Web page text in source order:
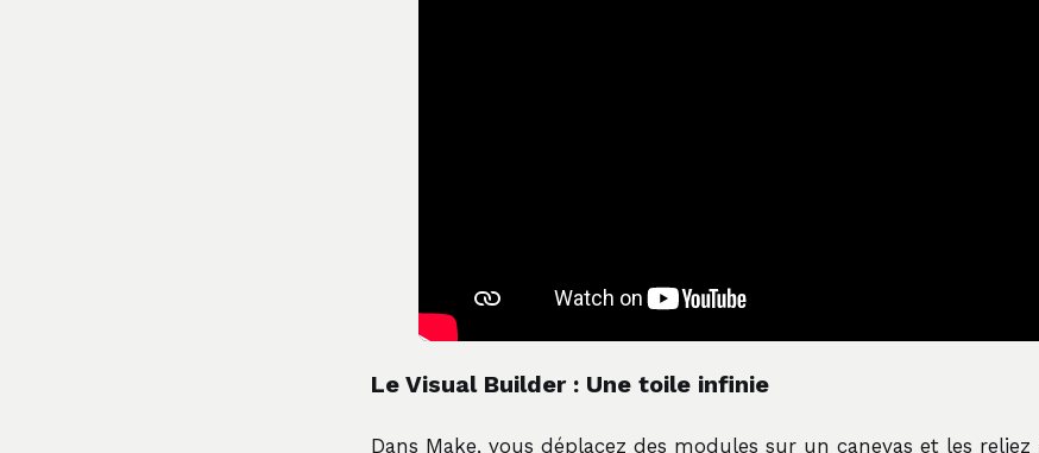
Le Visual Builder : Une toile infinie
Dans Make, vous déplacez des modules sur un canevas et les reliez